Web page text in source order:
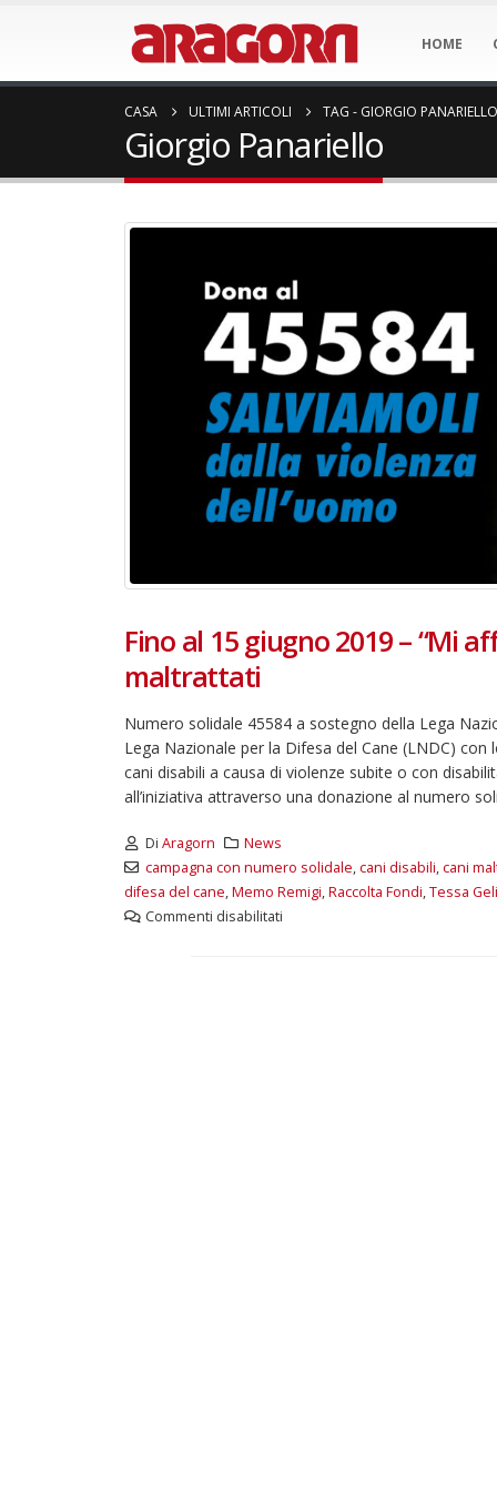
HOME
CASA ULTIMI ARTICOLI TAG - GIORGIO PANARIELLO
Giorgio Panariello
Fino al 15 giugno 2019 – “Mi
maltrattati
Numero solidale 45584 a sostegno della Lega
Lega Nazionale per la Difesa del Cane (LNDC)
cani disabili a causa di violenze subite o con
all’iniziativa attraverso una donazione al numero
Di Aragorn
News
campagna con numero solidale,cani disabili,cani
difesa del cane,Memo Remigi,Raccolta Fondi,Tessa
Commenti disabilitati